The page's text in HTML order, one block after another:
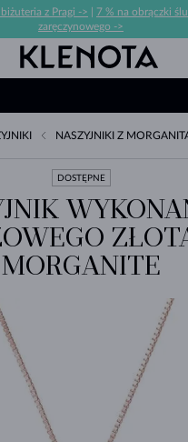
z Pragi ->
7 % na obrączki
zaręczynowego ->
NASZYJNIKI Z
DOSTĘPNE
MORGANITE